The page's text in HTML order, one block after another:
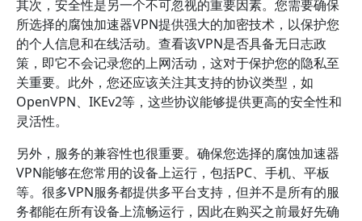
其次，安全性是另一个不可忽视的重要因素。您需要确保
所选择的腐蚀加速器VPN提供强大的加密技术，以保护您
的个人信息和在线活动。查看该VPN是否具备无日志政
策，即它不会记录您的上网活动，这对于保护您的隐私至
关重要。此外，您还应该关注其支持的协议类型，如
OpenVPN、IKEv2等，这些协议能够提供更高的安全性和
灵活性。
另外，服务的兼容性也很重要。确保您选择的腐蚀加速器
VPN能够在您常用的设备上运行，包括PC、手机、平板
等。很多VPN服务都提供多平台支持，但并不是所有的服
务都能在所有设备上流畅运行，因此在购买之前最好先确